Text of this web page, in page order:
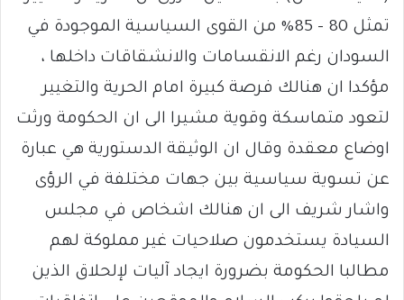
تمثل 80 – 85% من القوى السياسية الموجودة في
السودان رغم الانقسامات والانشقاقات داخلها ،
مؤكدا ان هنالك فرصة كبيرة امام الحرية والتغيير
لتعود متماسكة وقوية مشيرا الى ان الحكومة ورثت
اوضاع معقدة وقال ان الوثيقة الدستورية هي عبارة
عن تسوية سياسية بين جهات مختلفة في الرؤى
واشار شريف الى ان هنالك اشخاص في مجلس
السيادة يستخدمون صلاحيات غير مملوكة لهم
مطالبا الحكومة بضرورة ايجاد آليات لإلحلاق الذين